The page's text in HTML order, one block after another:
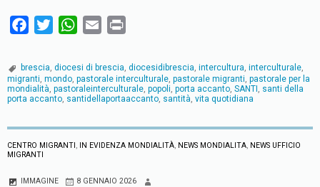
e
b
k
t
t
W
a
t
s
i
l
n
t
brescia, diocesi di brescia, diocesidibrescia, intercultura, interculturale,
migranti, mondo, pastorale interculturale, pastorale migranti, pastorale per la
mondialità, pastoraleinterculturale, popoli, porta accanto, SANTI , santi della
porta accanto, santidellaportaaccanto, santità, vita quotidiana
CENTRO MIGRANTI , IN EVIDENZA MONDIALITÀ, NEWS MONDIALITA, NEWS UFFICIO
MIGRANTI
IMMAGINE 8 GENNAIO 2026